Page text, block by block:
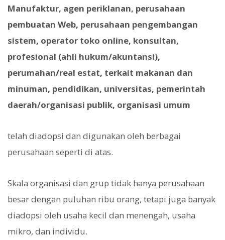
Manufaktur, agen periklanan, perusahaan
pembuatan Web, perusahaan pengembangan
sistem, operator toko online, konsultan,
profesional (ahli hukum/akuntansi),
perumahan/real estat, terkait makanan dan
minuman, pendidikan, universitas, pemerintah
daerah/organisasi publik, organisasi umum
telah diadopsi dan digunakan oleh berbagai
perusahaan seperti di atas.
Skala organisasi dan grup tidak hanya perusahaan
besar dengan puluhan ribu orang, tetapi juga banyak
diadopsi oleh usaha kecil dan menengah, usaha
mikro, dan individu.